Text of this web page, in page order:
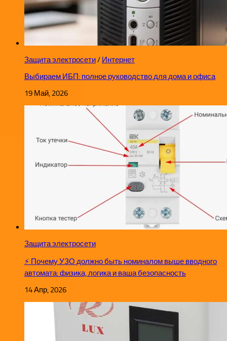
Защита электросети/ Интернет
Выбираем ИБП: полное руководство для дома и офиса
19 Май, 2026
Защита электросети
⚡ Почему УЗО должно быть номиналом выше вводного
автомата: физика, логика и ваша безопасность
14 Апр, 2026